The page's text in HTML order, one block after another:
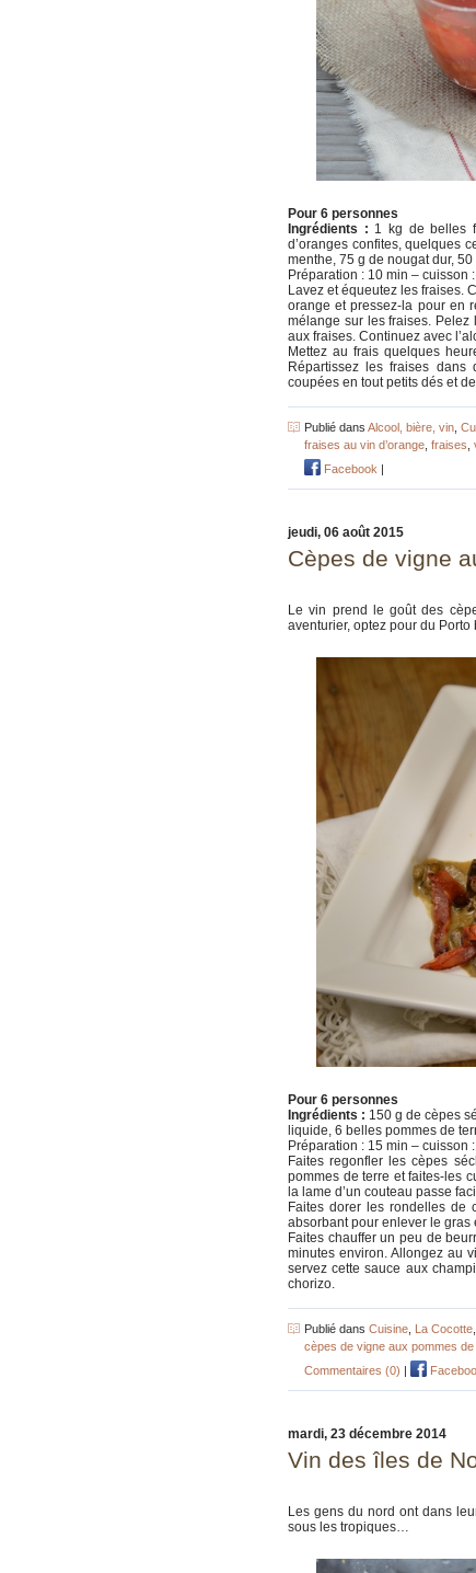
Pour 6 personnes
Ingrédients : 1 kg de belles
d’oranges confites, quelques
menthe, 75 g de nougat dur,
Préparation : 10 min – cuisson
Lavez et équeutez les fraises.
orange et pressez-la pour en
mélange sur les fraises. Pelez
aux fraises. Continuez avec
Mettez au frais quelques
Répartissez les fraises dans
coupées en tout petits dés et
Publié dans Alcool, bière, vin
fraises au vin d’orange fraises
Facebook |
jeudi, 06 août 2015
Cèpes de vigne
Le vin prend le goût des
aventurier, optez pour du Porto
Pour 6 personnes
Ingrédients : 150 g de cèpes
liquide, 6 belles pommes de
Préparation : 15 min – cuisson
Faites regonfler les cèpes
pommes de terre et faites-les
la lame d’un couteau passe
Faites dorer les rondelles de
absorbant pour enlever le gras
Faites chauffer un peu de
minutes environ. Allongez au
servez cette sauce aux
chorizo.
Publié dans Cuisine La Cocotte
cèpes de vigne aux pommes
Commentaires (0) |
mardi, 23 décembre 2014
Vin des îles de
Les gens du nord ont dans
sous les tropiques…